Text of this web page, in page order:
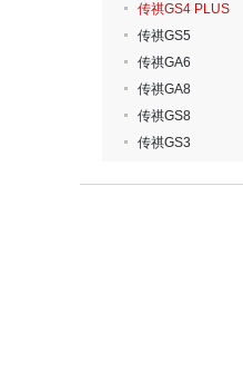
传祺GS4 PLUS
传祺GS5
传祺GA6
传祺GA8
传祺GS8
传祺GS3